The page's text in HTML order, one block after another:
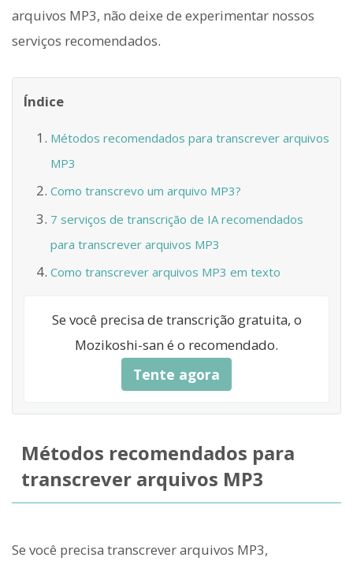
arquivos MP3, não deixe de experimentar nossos
serviços recomendados.
Índice
Métodos recomendados para transcrever arquivos
MP3
Como transcrevo um arquivo MP3?
7 serviços de transcrição de IA recomendados
para transcrever arquivos MP3
Como transcrever arquivos MP3 em texto
Se você precisa de transcrição gratuita, o
Mozikoshi-san é o recomendado.
Tente agora
Métodos recomendados para
transcrever arquivos MP3
Se você precisa transcrever arquivos MP3,